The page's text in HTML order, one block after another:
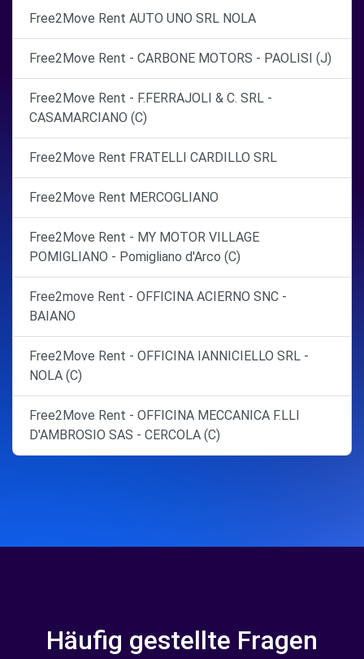
Free2Move Rent AUTO UNO SRL NOLA
Free2Move Rent - CARBONE MOTORS - PAOLISI (J)
Free2Move Rent - F.FERRAJOLI & C. SRL -
CASAMARCIANO (C)
Free2Move Rent FRATELLI CARDILLO SRL
Free2Move Rent MERCOGLIANO
Free2Move Rent - MY MOTOR VILLAGE
POMIGLIANO - Pomigliano d'Arco (C)
Free2move Rent - OFFICINA ACIERNO SNC -
BAIANO
Free2Move Rent - OFFICINA IANNICIELLO SRL -
NOLA (C)
Free2Move Rent - OFFICINA MECCANICA F.LLI
D'AMBROSIO SAS - CERCOLA (C)
Häufig gestellte Fragen